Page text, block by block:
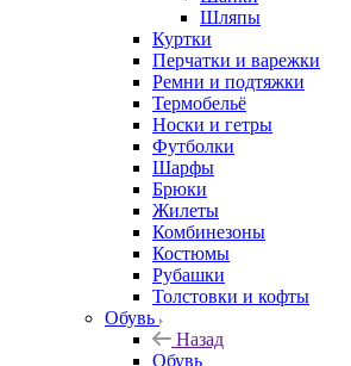
Шляпы
Куртки
Перчатки и варежки
Ремни и подтяжки
Термобельё
Носки и гетры
Футболки
Шарфы
Брюки
Жилеты
Комбинезоны
Костюмы
Рубашки
Толстовки и кофты
Обувь
Назад
Обувь